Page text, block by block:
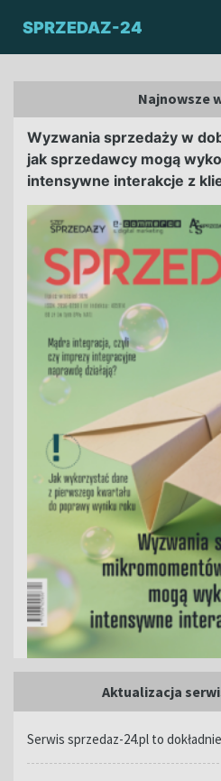
SPRZEDAZ-24
Najnowsze
Wyzwania sprzedaży w
jak sprzedawcy mogą
intensywne interakcje z
Aktualizacja
Serwis sprzedaz-24.pl to dokładnie